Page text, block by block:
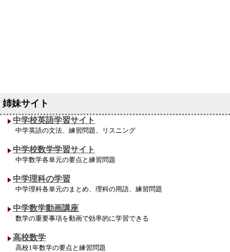
中学校英語学習サイト
中学英語の文法、練習問題、リスニング
中学校数学学習サイト
中学数学各単元の要点と練習問題
中学理科の学習
中学理科各単元のまとめ、理科の用語、練習問題
中学数学動画講座
数学の重要事項を動画で効率的に学習できる
高校数学
高校1年数学の要点と練習問題